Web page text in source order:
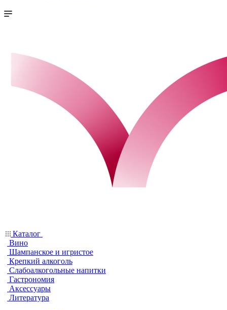
Каталог
Вино
Шампанское и игристое
Крепкий алкоголь
Слабоалкогольные напитки
Гастрономия
Аксессуары
Литература